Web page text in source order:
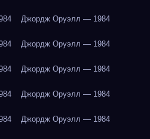
Джордж Оруэлл — 1984
Джордж Оруэлл — 1984
Джордж Оруэлл — 1984
Джордж Оруэлл — 1984
Джордж Оруэлл — 1984